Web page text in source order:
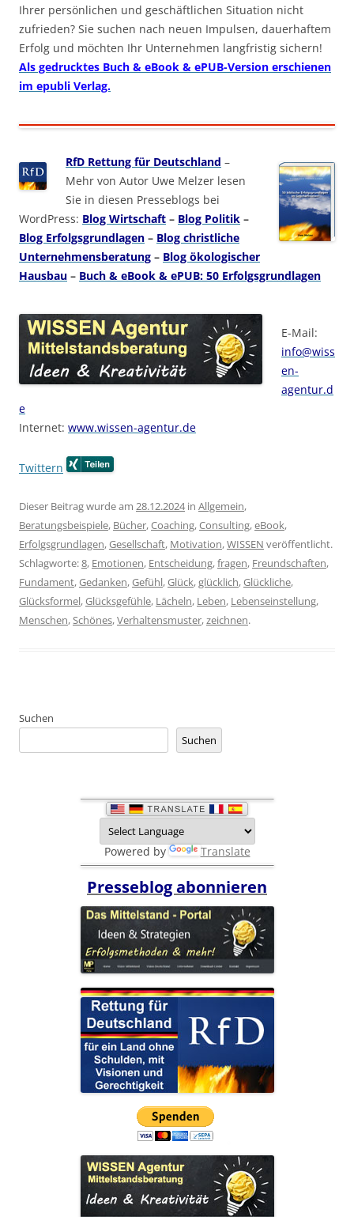
Ihrer persönlichen und geschäftlichen Situation nicht
zufrieden? Sie suchen nach neuen Impulsen, dauerhaftem
Erfolg und möchten Ihr Unternehmen langfristig sichern!
Als gedrucktes Buch & eBook & ePUB-Version erschienen
im epubli Verlag.
RfD Rettung für Deutschland –
Mehr von Autor Uwe Melzer lesen
Sie in diesen Presseblogs bei
WordPress: Blog Wirtschaft – Blog Politik –
Blog Erfolgsgrundlagen – Blog christliche
Unternehmensberatung – Blog ökologischer
Hausbau – Buch & eBook & ePUB: 50 Erfolgsgrundlagen
E-Mail:
info@wiss
en-
agentur.d
e
Internet: www.wissen-agentur.de
Twittern
Dieser Beitrag wurde am 28.12.2024in Allgemein,
Beratungsbeispiele, Bücher,Coaching,Consulting,eBook,
Erfolgsgrundlagen,Gesellschaft, Motivation,WISSEN veröffentlicht.
Schlagworte:8, Emotionen, Entscheidung,fragen, Freundschaften,
Fundament,Gedanken,Gefühl,Glück,glücklich,Glückliche,
Glücksformel,Glücksgefühle, Lächeln, Leben, Lebenseinstellung,
Menschen,Schönes,Verhaltensmuster,zeichnen.
Suchen
Suchen
Powered by Translate
Presseblog abonnieren